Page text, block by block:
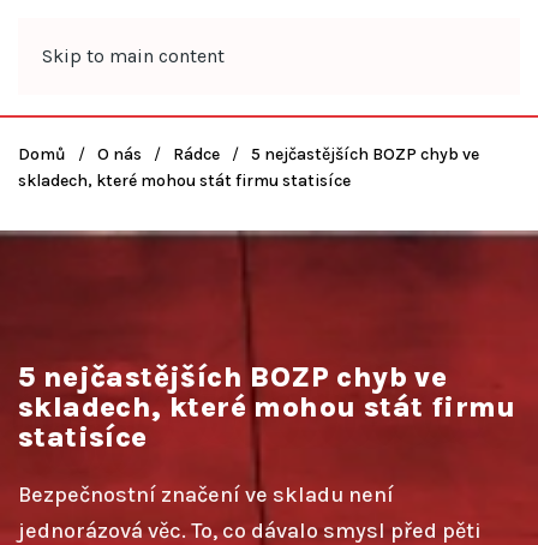
Skip to main content
Domů O nás Rádce
5 nejčastějších BOZP chyb ve
skladech, které mohou stát firmu statisíce
5 nejčastějších BOZP chyb ve
skladech, které mohou stát firmu
statisíce
Bezpečnostní značení ve skladu není
jednorázová věc. To, co dávalo smysl před pěti